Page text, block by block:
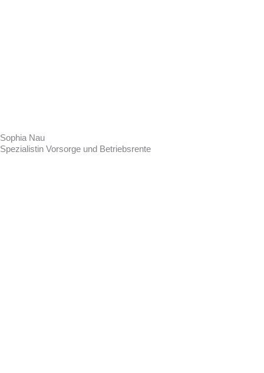
Sophia Nau
Spezialistin Vorsorge und Betriebsrente